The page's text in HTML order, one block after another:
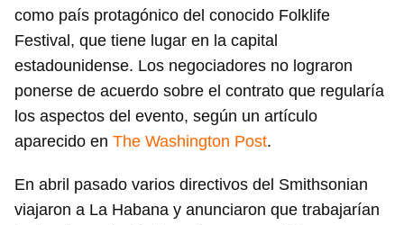
como país protagónico del conocido Folklife
Festival, que tiene lugar en la capital
estadounidense. Los negociadores no lograron
ponerse de acuerdo sobre el contrato que regularía
los aspectos del evento, según un artículo
aparecido en The Washington Post.
En abril pasado varios directivos del Smithsonian
viajaron a La Habana y anunciaron que trabajarían